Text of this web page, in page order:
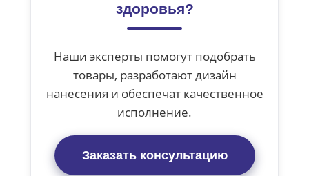
здоровья?
Наши эксперты помогут подобрать
товары, разработают дизайн
нанесения и обеспечат качественное
исполнение.
Заказать консультацию